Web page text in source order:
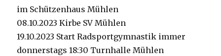
im Schützenhaus Mühlen
08.10.2023 Kirbe SV Mühlen
19.10.2023 Start Radsportgymnastik immer
donnerstags 18:30 Turnhalle Mühlen